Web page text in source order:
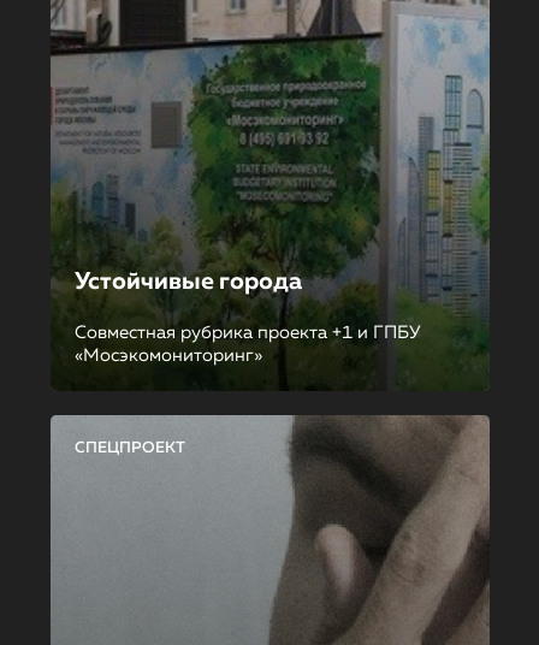
Устойчивые города
Совместная рубрика проекта +1 и ГПБУ
«Мосэкомониторинг»
СПЕЦПРОЕКТ